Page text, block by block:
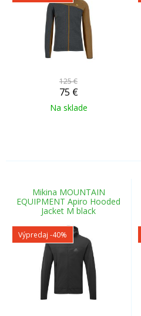
125 €
75 €
Na sklade
Mikina MOUNTAIN
EQUIPMENT Apiro Hooded
Jacket M black
Výpredaj -40%